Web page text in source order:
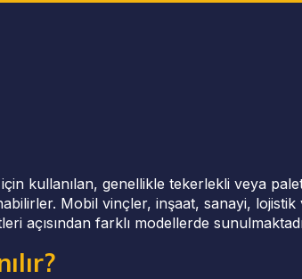
kullanılan, genellikle tekerlekli veya
Mobil vinçler, inşaat, sanayi,
açısından farklı modellerde